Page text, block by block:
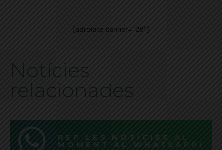
[adrotate banner="28"]
Notícies
relacionades
REP LES NOTÍCIES AL
MOMENT AL WHATSAPP!